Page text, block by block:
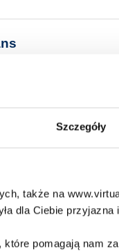
Szczegóły
także na
dla Ciebie przyjazna
pomagają nam
nie będzie dostępny